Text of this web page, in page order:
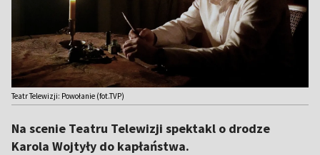
Teatr Telewizji: Powołanie (fot.TVP)
Na scenie Teatru Telewizji spektakl o drodze
Karola Wojtyły do kapłaństwa.